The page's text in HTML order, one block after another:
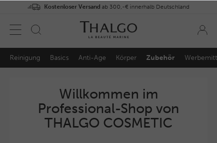
Kostenloser Versand ab 300,-€ innerhalb Deutschland
Reinigung Basics Anti-Age Zubehör
Körper
Willkommen im
Professional-Shop von
THALGO COSMETIC